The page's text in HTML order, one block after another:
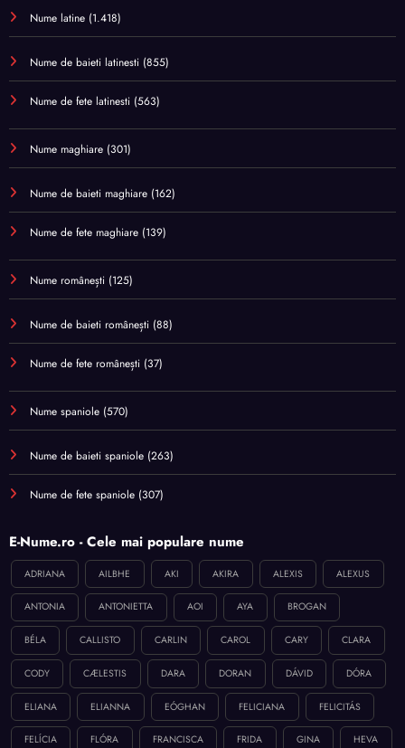
Nume latine (1.418)
Nume de baieti latinesti (855)
Nume de fete latinesti (563)
Nume maghiare (301)
Nume de baieti maghiare (162)
Nume de fete maghiare (139)
Nume românești (125)
Nume de baieti românești (88)
Nume de fete românești (37)
Nume spaniole (570)
Nume de baieti spaniole (263)
Nume de fete spaniole (307)
E-Nume.ro - Cele mai populare nume
ADRIANA AILBHE AKI AKIRA ALEXIS ALEXUS
ANTONIA ANTONIETTA AOI AYA BROGAN
BÉLA CALLISTO CARLIN CAROL CARY CLARA
CODY CÆLESTIS DARA DORAN DÁVID DÓRA
ELIANA ELIANNA EÓGHAN FELICIANA FELICITÁS
FELÍCIA FLÓRA FRANCISCA FRIDA GINA HEVA